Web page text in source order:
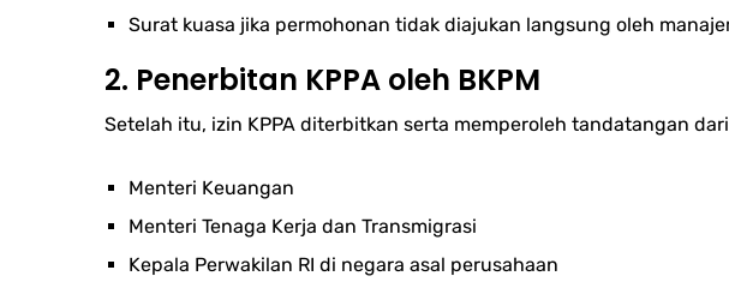
Surat kuasa jika permohonan tidak diajukan langsung oleh
2. Penerbitan KPPA oleh BKPM
Setelah itu, izin KPPA diterbitkan serta memperoleh tandatangan
Menteri Keuangan
Menteri Tenaga Kerja dan Transmigrasi
Kepala Perwakilan RI di negara asal perusahaan